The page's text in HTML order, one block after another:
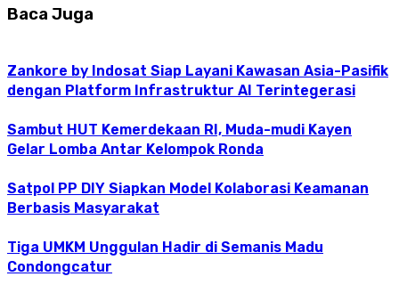
Baca Juga
Zankore by Indosat Siap Layani Kawasan Asia-Pasifik
dengan Platform Infrastruktur AI Terintegerasi
Sambut HUT Kemerdekaan RI, Muda-mudi Kayen
Gelar Lomba Antar Kelompok Ronda
Satpol PP DIY Siapkan Model Kolaborasi Keamanan
Berbasis Masyarakat
Tiga UMKM Unggulan Hadir di Semanis Madu
Condongcatur